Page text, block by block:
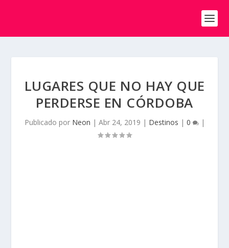
LUGARES QUE NO HAY QUE
PERDERSE EN CÓRDOBA
Publicado por Neon | Abr 24, 2019 | Destinos | 0 |